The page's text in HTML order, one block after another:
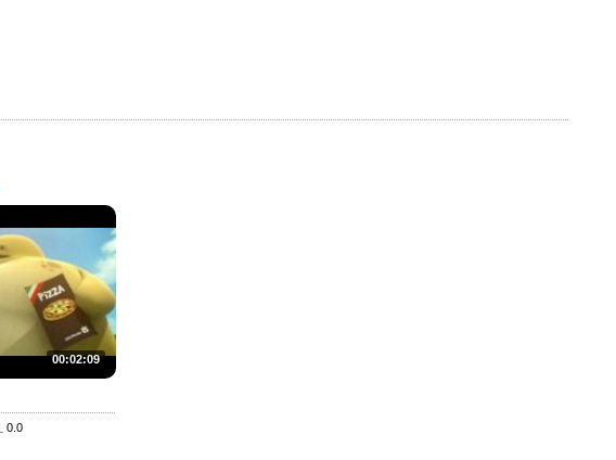
00:02:09
0.0